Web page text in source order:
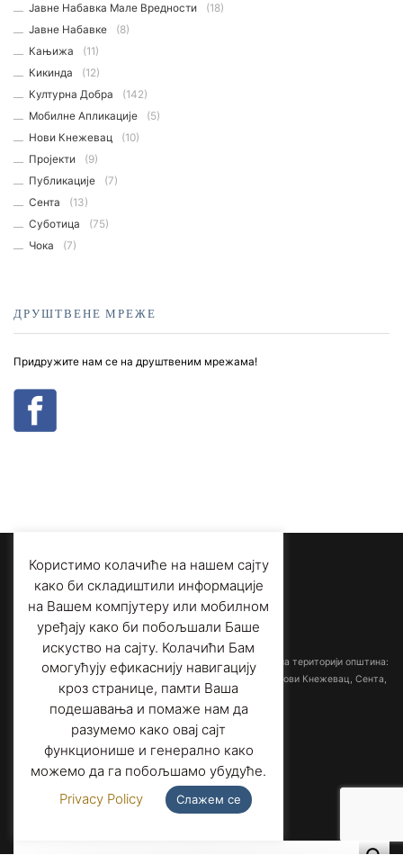
Јавне Набавка Мале Вредности
(18)
Јавне Набавке
(8)
Кањижа
(11)
Кикинда
(12)
Културна Добра
(142)
Мобилне Апликације
(5)
Нови Кнежевац
(10)
Пројекти
(9)
Публикације
(7)
Сента
(13)
Суботица
(75)
Чока
(7)
ДРУШТВЕНЕ МРЕЖЕ
Придружите нам се на друштвеним мрежама!
Међуопштински завод за заштиту споменика културе
са седиштем у Суботици обрађује споменичку баштину на територији општина:
Ада-Мол, Бачка Топола, Кањижа, Кикинда, Мали Иђош, Нови Кнежевац, Сента,
Суботица и Чока.
Трг слободе 1/3,
24000 Суботица, Србија
Телефон:+381 (0)24 556 901
: office@heritage-su.org.rs
Користимо колачиће на нашем сајту
како би складиштили информације
на Вашем компјутеру или мобилном
уређају како би побољшали Баше
искуство на сајту. Колачићи Бам
омогућују ефикаснију навигацију
кроз странице, памти Ваша
подешавања и помаже нам да
разумемо како овај сајт
функционише и генерално како
можемо да га побољшамо убудуће.
Privacy Policy
Слажем се